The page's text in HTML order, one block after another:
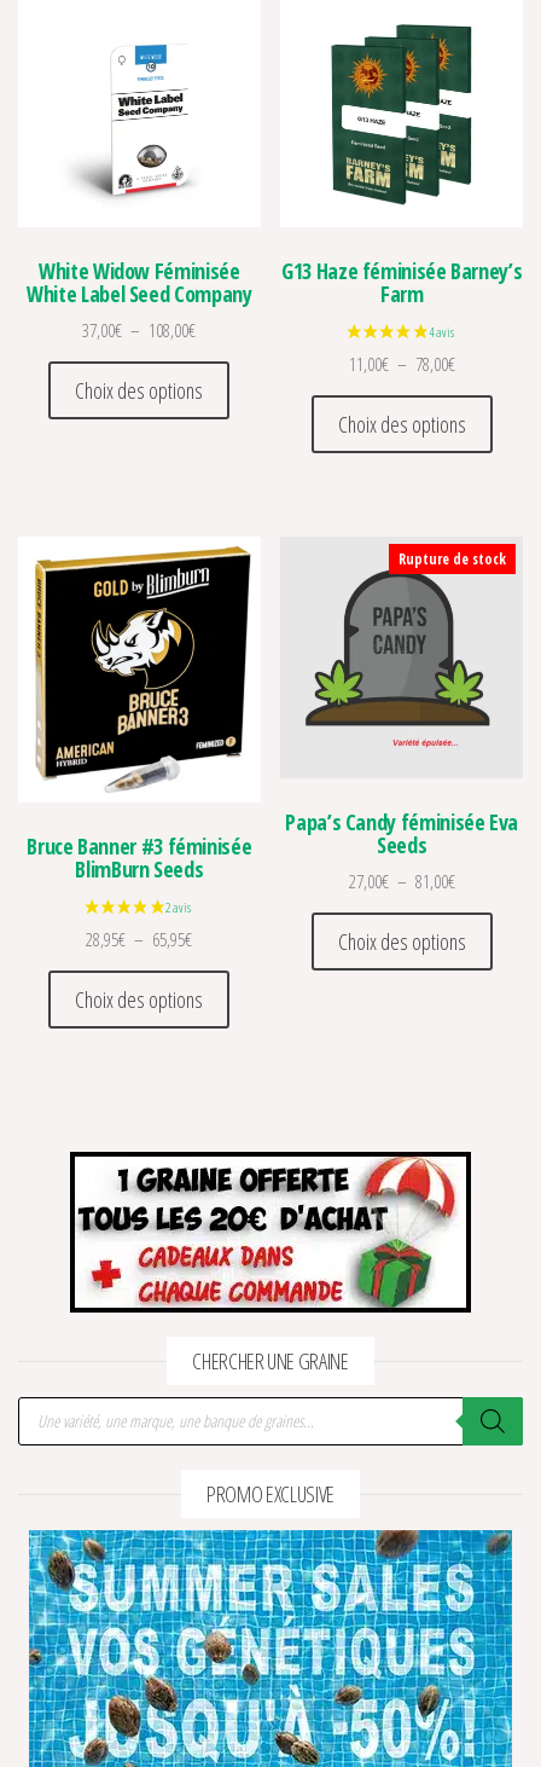
White Widow Féminisée
White Label Seed Company
37,00€ – 108,00€Plage de prix : 37,00€ à 108,00€
Choix des options
Ce produit a plusieurs variations. Les
G13 Haze féminisée Barney’s
Farm
11,00€ – 78,00€Plage de prix
Choix des options
Ce
Bruce Banner #3 féminisée
BlimBurn Seeds
28,95€ – 65,95€Plage de prix : 28,95€ à 65,95€
Choix des options
Ce produit a plusieurs variations. Les
Rupture de stock
Papa’s Candy féminisée Eva
Seeds
27,00€ – 81,00€Plage de prix
Choix des options
Ce
CHERCHER UNE GRAINE
Recherche de produits
PROMO EXCLUSIVE